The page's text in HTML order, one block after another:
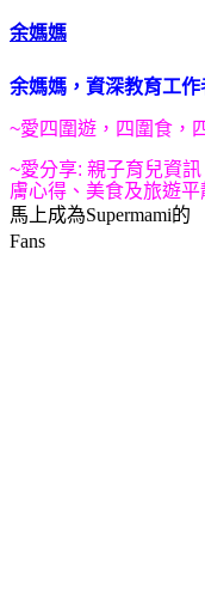
余媽媽
余媽媽， 資深教育工作
~愛四圍遊，四圍食，
~愛分享: 親子育兒資訊
膚心得、美食及旅遊平
馬上成為Supermami的
Fans